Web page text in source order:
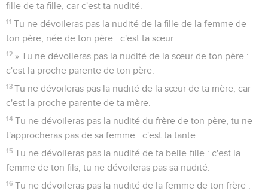
fille de ta fille, car c'est ta nudité.
11 Tu ne dévoileras pas la nudité de la fille de la femme de
ton père, née de ton père : c'est ta sœur.
12 » Tu ne dévoileras pas la nudité de la sœur de ton père :
c'est la proche parente de ton père.
13 Tu ne dévoileras pas la nudité de la sœur de ta mère, car
c'est la proche parente de ta mère.
14 Tu ne dévoileras pas la nudité du frère de ton père, tu ne
t'approcheras pas de sa femme : c'est ta tante.
15 Tu ne dévoileras pas la nudité de ta belle-fille : c'est la
femme de ton fils, tu ne dévoileras pas sa nudité.
16 Tu ne dévoileras pas la nudité de la femme de ton frère :